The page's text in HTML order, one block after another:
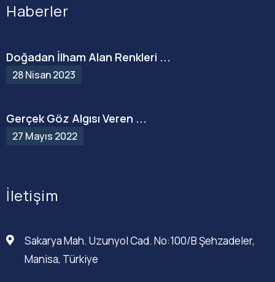
Haberler
Doğadan İlham Alan Renkleri ...
28 Nisan 2023
Gerçek Göz Algısı Veren ...
27 Mayıs 2022
İletişim
Sakarya Mah. Uzunyol Cad. No:100/B Şehzadeler,
Manisa, Türkiye